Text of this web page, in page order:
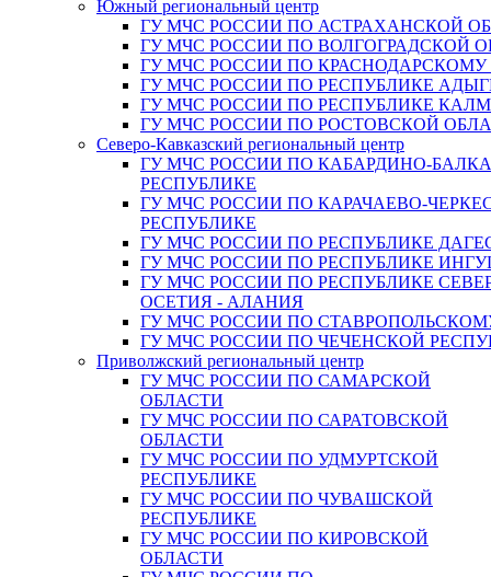
Южный региональный центр
ГУ МЧС РОССИИ ПО АСТРАХАНСКОЙ
ГУ МЧС РОССИИ ПО ВОЛГОГРАДСКОЙ
ГУ МЧС РОССИИ ПО
ГУ МЧС РОССИИ ПО РЕСПУБЛИКЕ
ГУ МЧС РОССИИ ПО РЕСПУБЛИКЕ
ГУ МЧС РОССИИ ПО РОСТОВСКОЙ
Северо-Кавказский региональный центр
ГУ МЧС РОССИИ ПО КАБАРДИНО-
РЕСПУБЛИКЕ
ГУ МЧС РОССИИ ПО КАРАЧАЕВО-
РЕСПУБЛИКЕ
ГУ МЧС РОССИИ ПО РЕСПУБЛИКЕ
ГУ МЧС РОССИИ ПО РЕСПУБЛИКЕ
ГУ МЧС РОССИИ ПО РЕСПУБЛИКЕ
ОСЕТИЯ - АЛАНИЯ
ГУ МЧС РОССИИ ПО
ГУ МЧС РОССИИ ПО ЧЕЧЕНСКОЙ
Приволжский региональный центр
ГУ МЧС РОССИИ ПО САМАРСКОЙ
ОБЛАСТИ
ГУ МЧС РОССИИ ПО САРАТОВСКОЙ
ОБЛАСТИ
ГУ МЧС РОССИИ ПО УДМУРТСКОЙ
РЕСПУБЛИКЕ
ГУ МЧС РОССИИ ПО ЧУВАШСКОЙ
РЕСПУБЛИКЕ
ГУ МЧС РОССИИ ПО КИРОВСКОЙ
ОБЛАСТИ